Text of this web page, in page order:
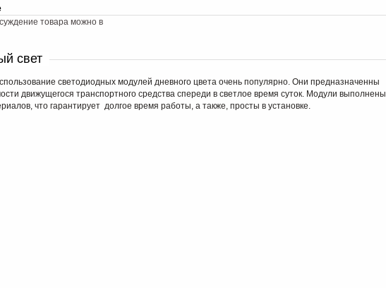
товара можно в
свет
светодиодных модулей дневного цвета очень популярно. Они предназначенны
движущегося транспортного средства спереди в светлое время суток. Модули выполнены
что гарантирует долгое время работы, а также, просты в установке.